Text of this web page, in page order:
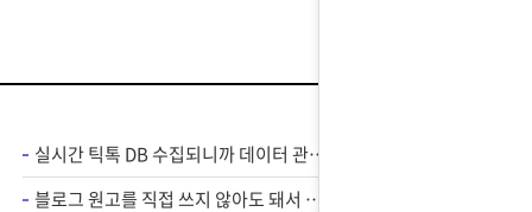
실시간 틱톡 DB 수집되니까 데이터 관리가 편해졌어요
블로그 원고를 직접 쓰지 않아도 돼서 손 덜 가고 편해요 !